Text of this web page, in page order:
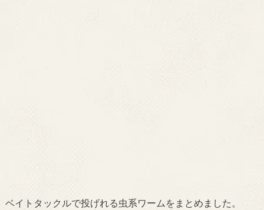
ベイトタックルで投げれる虫系ワームをまとめました。